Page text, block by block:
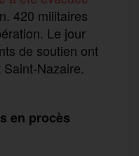
420 militaires
Le jour
de soutien ont
Nazaire.
en procès